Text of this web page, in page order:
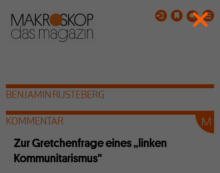
BENJAMIN RUSTEBERG
KOMMENTAR
Zur Gretchenfrage eines „linken
Kommunitarismus"